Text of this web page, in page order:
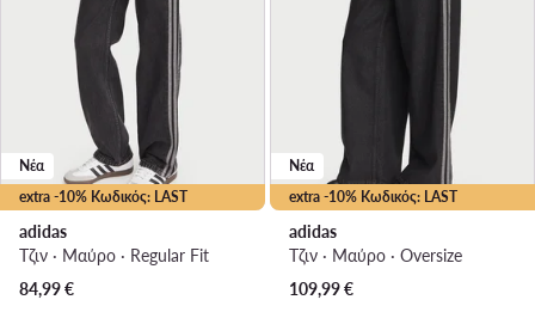
extra -10% Κωδικός: LAST
Νέα
adidas
Τζιν · Μαύρο · Regular Fit
84,99€
extra -10% Κωδικός: LAST
Νέα
adidas
Τζιν · Μαύρο · Oversize
109,99€